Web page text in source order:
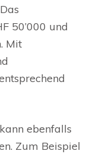
50’000 und
Mit
ebenfalls
Zum Beispiel